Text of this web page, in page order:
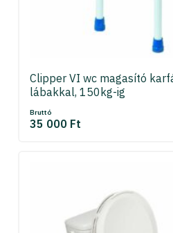
Clipper VI wc magasító
lábakkal, 150kg-ig
Bruttó
35 000 Ft